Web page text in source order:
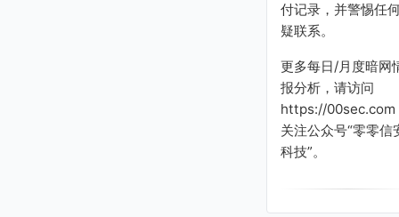
付记录，并警惕任
疑联系。
更多每日/月度暗网
报分析，请访问
https://00sec.com
关注公众号“零零信
科技”。